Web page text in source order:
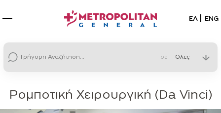
ΕΛ ENG
σε
Ρομποτική Χειρουργική (Da Vinci)